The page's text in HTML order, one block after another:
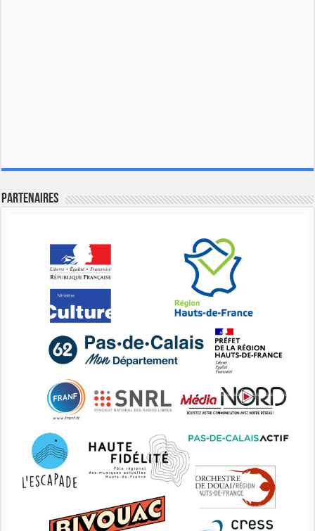
Partenaires